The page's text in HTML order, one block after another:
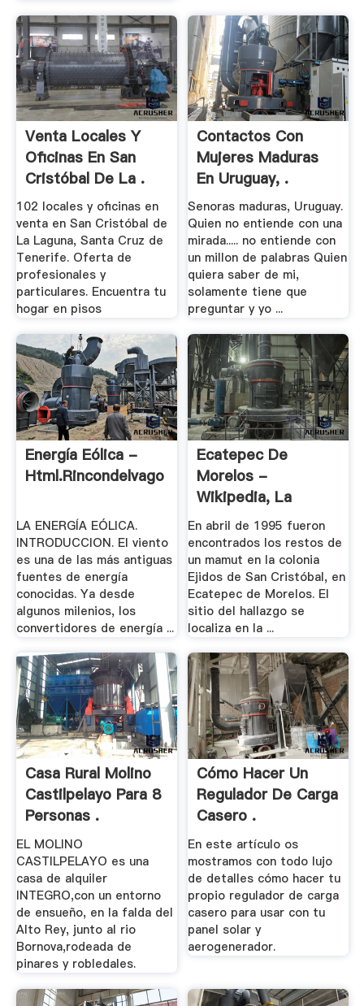
Venta Locales Y
Oficinas En San
Cristóbal De La .
102 locales y oficinas en
venta en San Cristóbal de
La Laguna, Santa Cruz de
Tenerife. Oferta de
profesionales y
particulares. Encuentra tu
hogar en pisos
Contactos Con
Mujeres Maduras
En Uruguay, .
Senoras maduras, Uruguay.
Quien no entiende con una
mirada..... no entiende con
un millon de palabras Quien
quiera saber de mi,
solamente tiene que
preguntar y yo ...
Energía Eólica -
Html.rincondelvago
LA ENERGÍA EÓLICA.
INTRODUCCION. El viento
es una de las más antiguas
fuentes de energía
conocidas. Ya desde
algunos milenios, los
convertidores de energía ...
Ecatepec De
Morelos -
Wikipedia, La
Enciclopedia .
En abril de 1995 fueron
encontrados los restos de
un mamut en la colonia
Ejidos de San Cristóbal, en
Ecatepec de Morelos. El
sitio del hallazgo se
localiza en la ...
Casa Rural Molino
Castilpelayo Para 8
Personas .
EL MOLINO
CASTILPELAYO es una
casa de alquiler
INTEGRO,con un entorno
de ensueño, en la falda del
Alto Rey, junto al rio
Bornova,rodeada de
pinares y robledales.
Cómo Hacer Un
Regulador De Carga
Casero .
En este artículo os
mostramos con todo lujo
de detalles cómo hacer tu
propio regulador de carga
casero para usar con tu
panel solar y
aerogenerador.